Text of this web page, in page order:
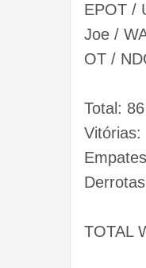
EPOT /
Joe /
OT /
Total:
Vitórias:
TOTAL